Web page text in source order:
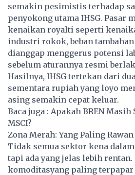
semakin pesimistis terhadap
penyokong utama IHSG. Pasar
kenaikan royalti seperti
industri rokok, beban
dianggap menggerus potensi
sebelum aturannya resmi
Hasilnya, IHSG tertekan dari
sementara rupiah yang loyo
asing semakin cepat keluar.
Baca juga : Apakah BREN
MSCI?
Zona Merah: Yang Paling Rawan
Tidak semua sektor kena
tapi ada yang jelas lebih
komoditasyang paling